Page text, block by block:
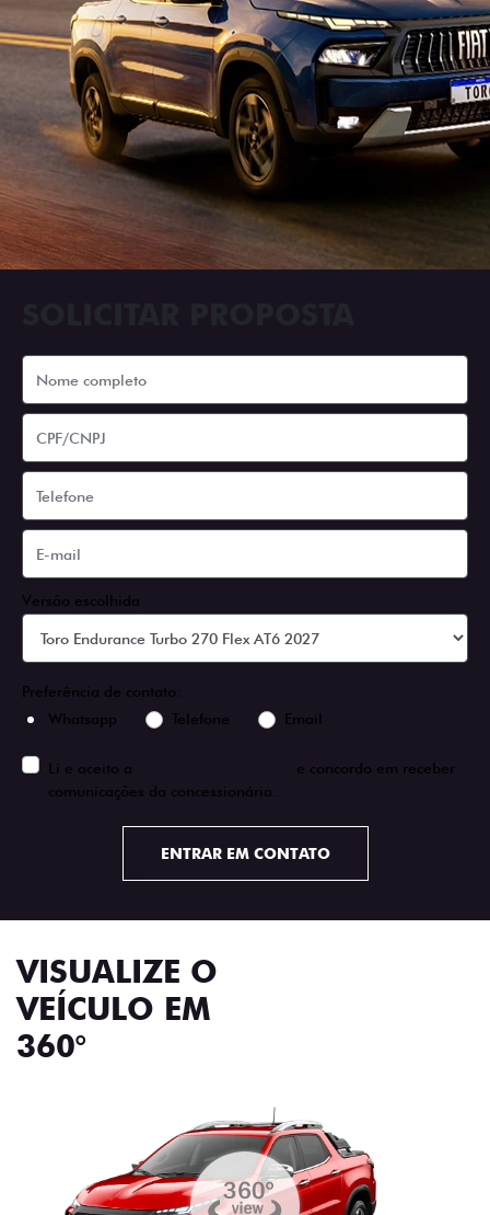
Versão escolhida
Preferência de contato:
Whatsapp
Telefone Email
Li e aceito a
e concordo em receber
comunicações da concessionária.
ENTRAR EM CONTATO
VISUALIZE O
VEÍCULO EM
360°